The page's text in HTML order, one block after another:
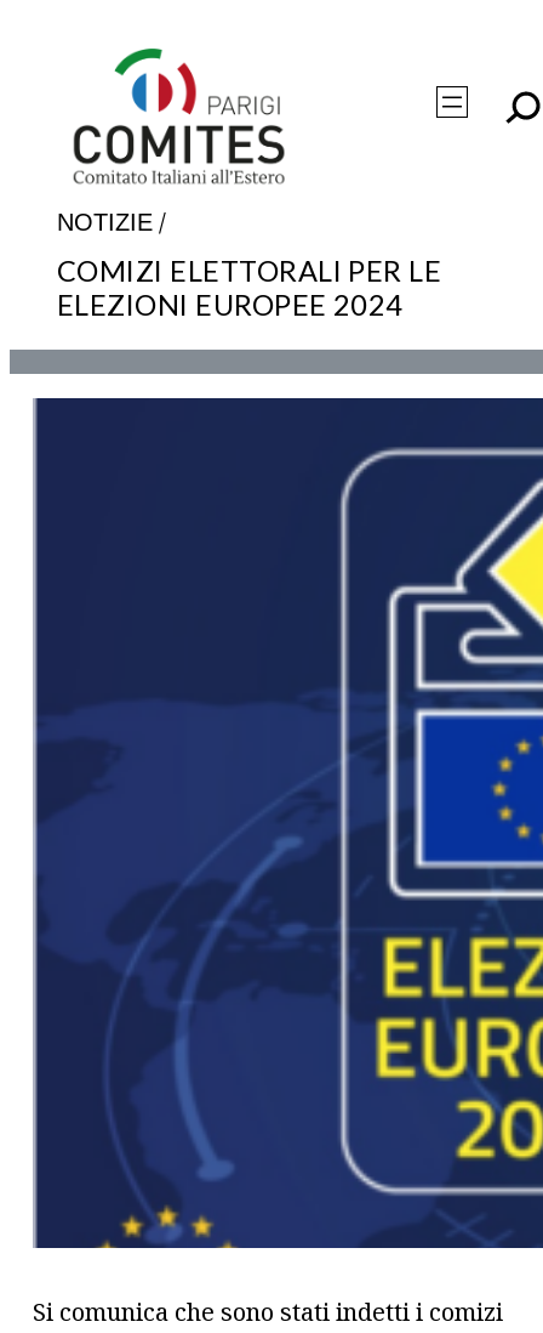
NOTIZIE /
COMIZI ELETTORALI PER LE
ELEZIONI EUROPEE 2024
Si comunica che sono stati indetti i comizi